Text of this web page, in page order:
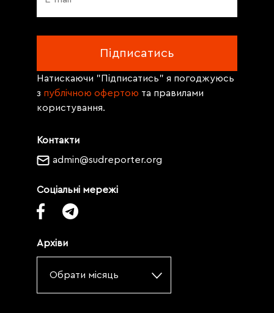
Контакти
admin@sudreporter.org
Соціальні мережі
Архіви
Обрати місяць
Натискаючи "Підписатись" я погоджуюсь
з публічною офертою та правилами
користування.